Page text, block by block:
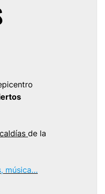
de la
música…